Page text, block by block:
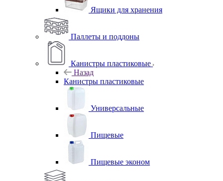
Ящики для хранения
Паллеты и поддоны
Канистры пластиковые
Назад
Канистры пластиковые
Универсальные
Пищевые
Пищевые эконом